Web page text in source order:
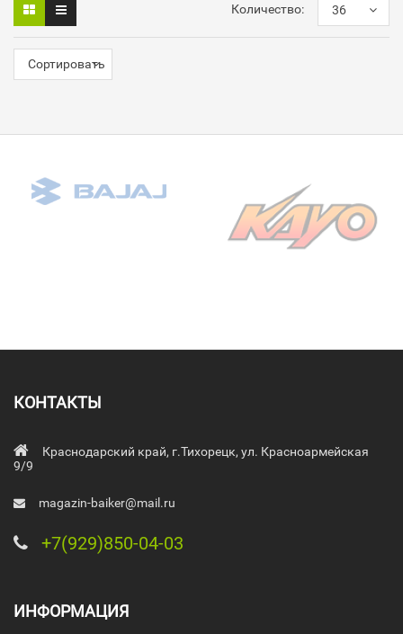
Количество: 36
Сортировать
КОНТАКТЫ
Краснодарский край, г.Тихорецк, ул. Красноармейская
9/9
magazin-baiker@mail.ru
+7(929)850-04-03
ИНФОРМАЦИЯ